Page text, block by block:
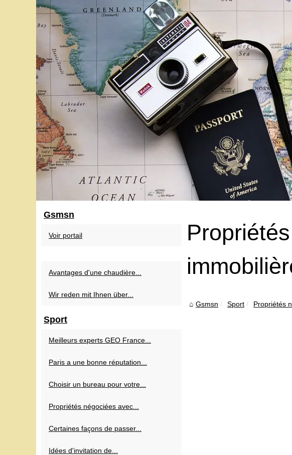
Gsmsn Sport Propriétés
Gsmsn
Voir portail
Avantages d'une chaudière...
Wir reden mit Ihnen über...
Sport
Meilleurs experts GEO France...
Paris a une bonne réputation...
Choisir un bureau pour votre...
Propriétés négociées avec...
Certaines façons de passer...
Idées d'invitation de...